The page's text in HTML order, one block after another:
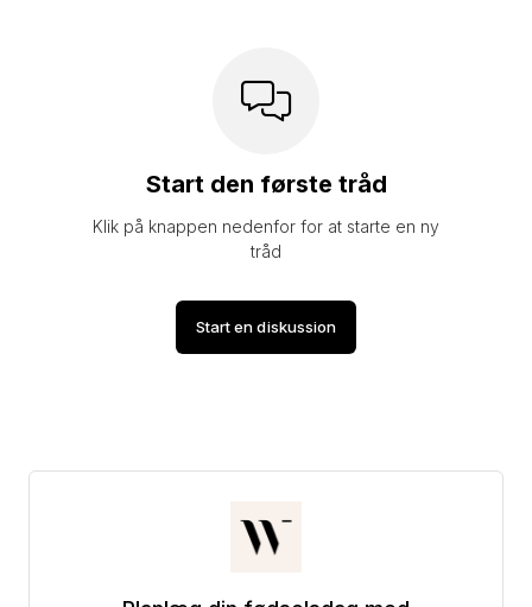
Start den første tråd
Klik på knappen nedenfor for at starte en ny
tråd
Start en diskussion